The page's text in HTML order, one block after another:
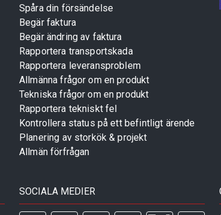
Spåra din försändelse
Begär faktura
Begär ändring av faktura
Rapportera transportskada
Rapportera leveransproblem
Allmänna frågor om en produkt
Tekniska frågor om en produkt
Rapportera tekniskt fel
Kontrollera status på ett befintligt ärende
Planering av storkök & projekt
Allmän förfrågan
SOCIALA MEDIER